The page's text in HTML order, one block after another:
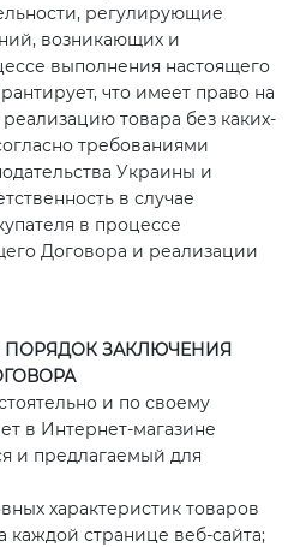
регулирующие
возникающих и
выполнения настоящего
что имеет право на
товара без каких-
требованиями
Украины и
в случае
в процессе
Договора и реализации
ПОРЯДОК ЗАКЛЮЧЕНИЯ
и по своему
в Интернет-магазине
и предлагаемый для
характеристик товаров
каждой странице веб-сайта;